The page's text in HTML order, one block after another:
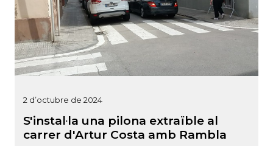
2 d’octubre de 2024
S'instal·la una pilona extraïble al
carrer d'Artur Costa amb Rambla